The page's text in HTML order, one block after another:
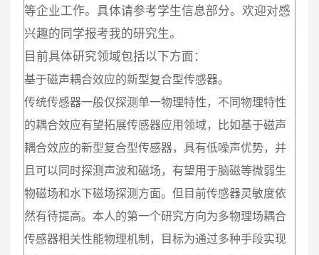
等企业工作。具体请参考学生信息部分。欢迎对感
兴趣的同学报考我的研究生。
目前具体研究领域包括以下方面：
基于磁声耦合效应的新型复合型传感器。
传统传感器一般仅探测单一物理特性，不同物理特性
的耦合效应有望拓展传感器应用领域，比如基于磁声
耦合效应的新型复合型传感器，具有低噪声优势，并
且可以同时探测声波和磁场，有望用于脑磁等微弱生
物磁场和水下磁场探测方面。但目前传感器灵敏度依
然有待提高。本人的第一个研究方向为多物理场耦合
传感器相关性能物理机制，目标为通过多种手段实现